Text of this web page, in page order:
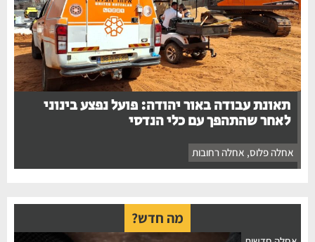
תאונת עבודה באור יהודה: פועל נפצע בינוני
לאחר שהתהפך עם כלי הנדסי
אחלה פלוס ,אחלה רחובות
מה חדש?